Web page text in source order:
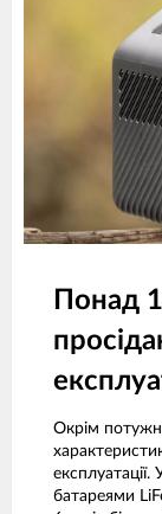
Понад
Окрім
батареями